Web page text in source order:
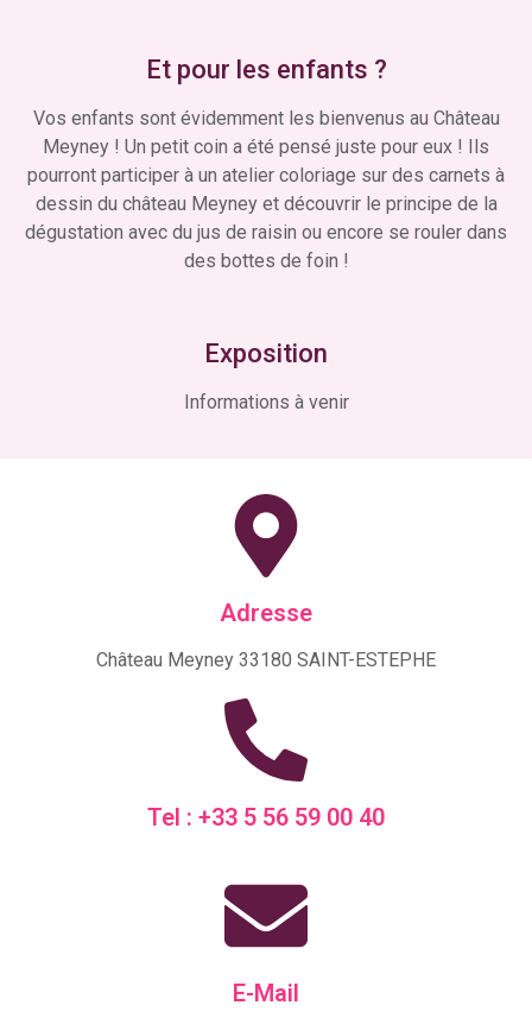
Et pour les enfants ?
Vos enfants sont évidemment les bienvenus au Château
Meyney ! Un petit coin a été pensé juste pour eux ! Ils
pourront participer à un atelier coloriage sur des carnets à
dessin du château Meyney et découvrir le principe de la
dégustation avec du jus de raisin ou encore se rouler dans
des bottes de foin !
Exposition
Informations à venir
Adresse
Château Meyney 33180 SAINT-ESTEPHE
Tel : +33 5 56 59 00 40
E-Mail